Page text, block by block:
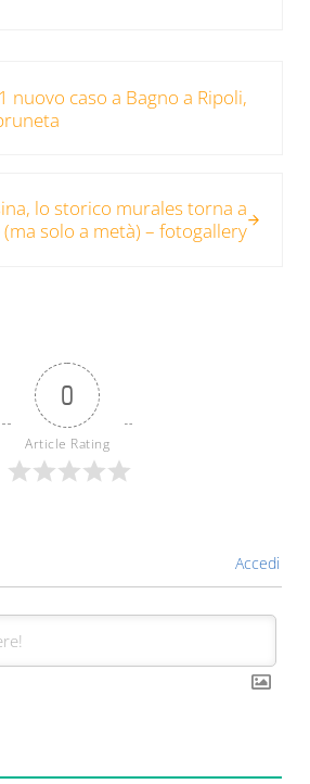
nuovo caso a Bagno a Ripoli,
lo storico murales torna a
solo a metà) – fotogallery
0
Article Rating
Accedi